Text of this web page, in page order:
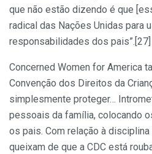
que não estão dizendo é que
radical das Nações Unidas para
responsabilidades dos pais”.[27]
Concerned Women for America
Convenção dos Direitos da
simplesmente proteger…
pessoais da família, colocando
os pais. Com relação à
queixam de que a CDC está